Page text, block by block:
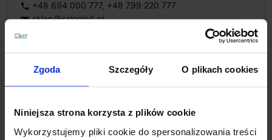
Zgoda Szczegóły O plikach cookies
Niniejsza strona korzysta z plików cookie
Wykorzystujemy pliki cookie do spersonalizowania treści
phone +48 694 000 777, +48 799 220 777
email sklep@salonled.pl
Metody płatności